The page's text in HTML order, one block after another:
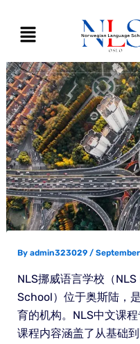
content
Menu
By admin323029 /
NLS挪威语言学校（
School）位于奥斯陆，
育的机构。NLS中文课
课程内容涵盖了从基础